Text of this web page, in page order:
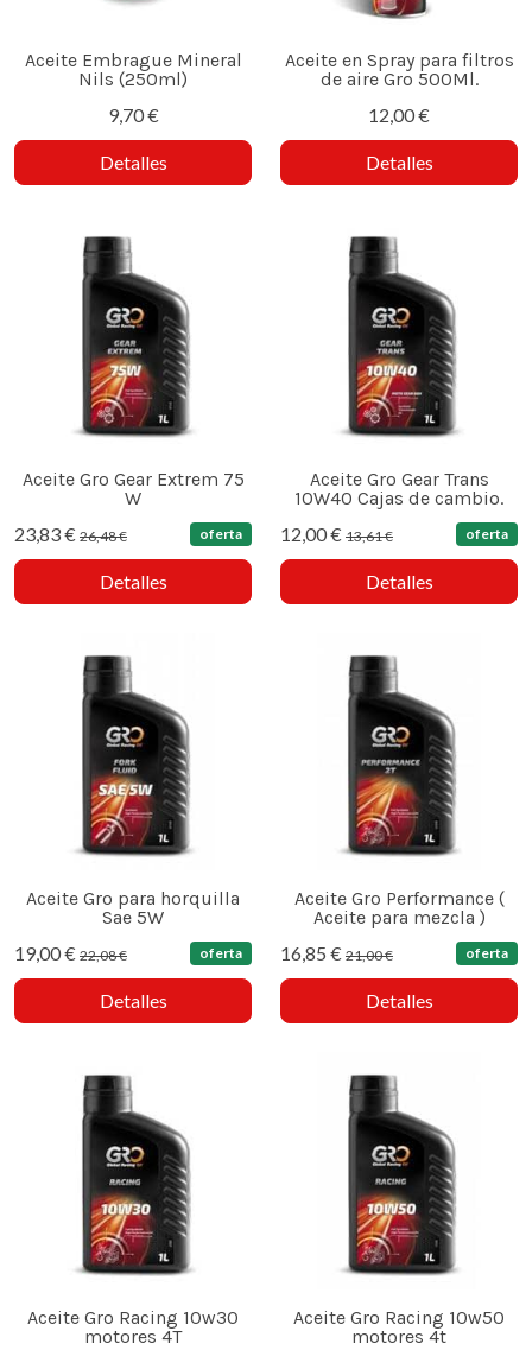
Aceite Embrague Mineral
Nils (250ml)
9,70 €
Detalles
Aceite en Spray para filtros
de aire Gro 500Ml.
12,00 €
Detalles
Aceite Gro Gear Extrem 75
W
23,83 € 26,48 € oferta
Detalles
Aceite Gro Gear Trans
10W40 Cajas de cambio.
12,00 € 13,61 € oferta
Detalles
Aceite Gro para horquilla
Sae 5W
19,00 € 22,08 € oferta
Detalles
Aceite Gro Performance (
Aceite para mezcla )
16,85 € 21,00 € oferta
Detalles
Aceite Gro Racing 10w30
motores 4T
Aceite Gro Racing 10w50
motores 4t